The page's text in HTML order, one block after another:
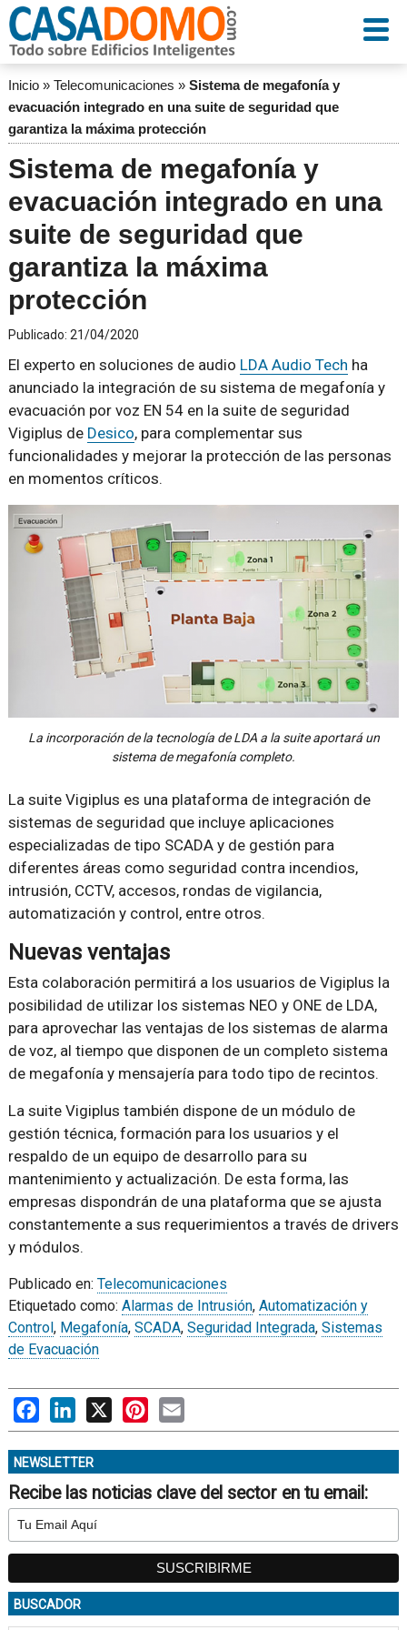
Inicio» Telecomunicaciones » Sistema de megafonía y
evacuación integrado en una suite de seguridad que
garantiza la máxima protección
Sistema de megafonía y
evacuación integrado en una
suite de seguridad que
garantiza la máxima
protección
Publicado: 21/04/2020
El experto en soluciones de audio LDA Audio Tech ha
anunciado la integración de su sistema de megafonía y
evacuación por voz EN 54 en la suite de seguridad
Vigiplus de Desico, para complementar sus
funcionalidades y mejorar la protección de las personas
en momentos críticos.
La incorporación de la tecnología de LDA a la suite aportará un
sistema de megafonía completo.
La suite Vigiplus es una plataforma de integración de
sistemas de seguridad que incluye aplicaciones
especializadas de tipo SCADA y de gestión para
diferentes áreas como seguridad contra incendios,
intrusión, CCTV, accesos, rondas de vigilancia,
automatización y control, entre otros.
Nuevas ventajas
Esta colaboración permitirá a los usuarios de Vigiplus la
posibilidad de utilizar los sistemas NEO y ONE de LDA,
para aprovechar las ventajas de los sistemas de alarma
de voz, al tiempo que disponen de un completo sistema
de megafonía y mensajería para todo tipo de recintos.
La suite Vigiplus también dispone de un módulo de
gestión técnica, formación para los usuarios y el
respaldo de un equipo de desarrollo para su
mantenimiento y actualización. De esta forma, las
empresas dispondrán de una plataforma que se ajusta
constantemente a sus requerimientos a través de drivers
y módulos.
Publicado en: Telecomunicaciones
Etiquetado como: Alarmas de Intrusión, Automatización y
Control, Megafonía, SCADA, Seguridad Integrada, Sistemas
de Evacuación
FacebookLinkedIn
X PinterestEmail
NEWSLETTER
Recibe las noticias clave del sector en tu email:
BUSCADOR